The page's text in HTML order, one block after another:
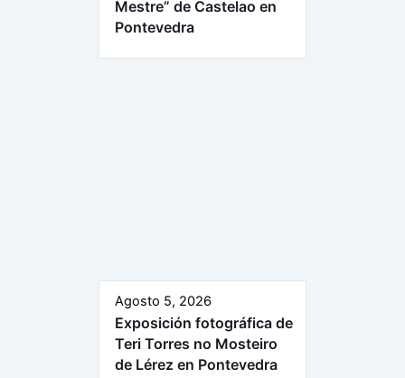
Mestre” de Castelao en
Pontevedra
Agosto 5, 2026
Exposición fotográfica de
Teri Torres no Mosteiro
de Lérez en Pontevedra